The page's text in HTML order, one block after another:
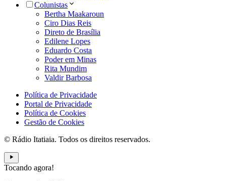
Colunistas
Bertha Maakaroun
Ciro Dias Reis
Direto de Brasília
Edilene Lopes
Eduardo Costa
Poder em Minas
Rita Mundim
Valdir Barbosa
Política de Privacidade
Portal de Privacidade
Política de Cookies
Gestão de Cookies
© Rádio Itatiaia. Todos os direitos reservados.
Tocando agora!